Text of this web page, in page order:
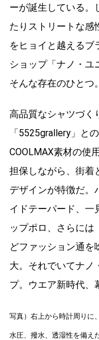
ーが誕生している。
たりストリートな感
をヒョイと越えるブ
ショップ「ナノ・ユ
そんな存在のひとつ。
高品質なシャツづく
「5525grallery」と
COOLMAX素材の使
担保しながら、街着
デザインが特徴だ。
イドテーパード、一
ップポロ、さらには
どファッション通を
大。それでいてナノ
プ。ウエア新時代、
写真）右上から時計周りに
水圧、撥水、透湿性を備え